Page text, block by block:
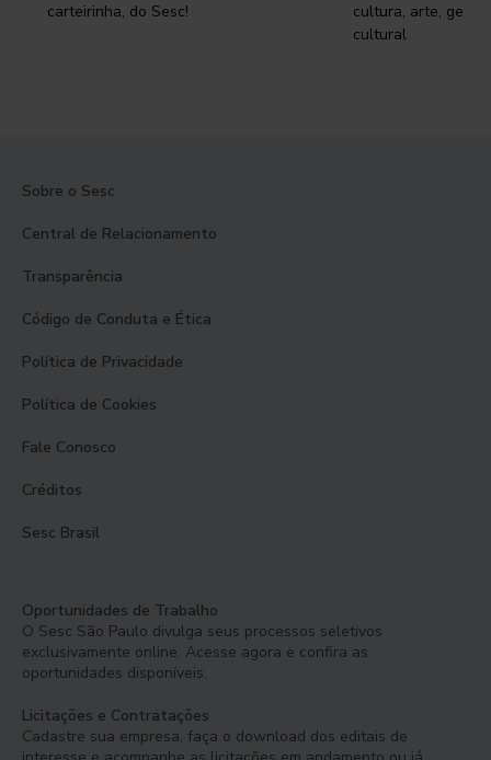
carteirinha, do Sesc!
cultura, arte,
cultural
Sobre o Sesc
Central de Relacionamento
Transparência
Código de Conduta e Ética
Política de Privacidade
Política de Cookies
Fale Conosco
Créditos
Sesc Brasil
Oportunidades de Trabalho
O Sesc São Paulo divulga seus processos seletivos
exclusivamente online. Acesse agora e confira as
oportunidades disponíveis.
Licitações e Contratações
Cadastre sua empresa, faça o download dos editais de